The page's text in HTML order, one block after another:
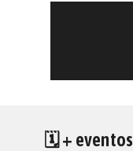
🗓 + eventos